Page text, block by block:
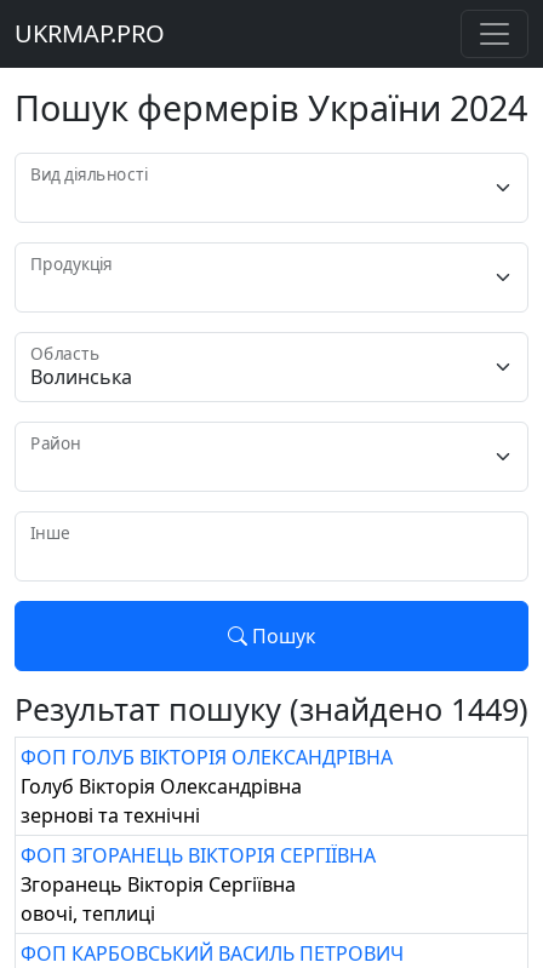
UKRMAP.PRO
Пошук фермерів України 2024
Вид діяльності
Продукція
Область
Район
Інше
Пошук
Результат пошуку (знайдено 1449)
ФОП ГОЛУБ ВІКТОРІЯ ОЛЕКСАНДРІВНА
Голуб Вікторія Олександрівна
зернові та технічні
ФОП ЗГОРАНЕЦЬ ВІКТОРІЯ СЕРГІЇВНА
Згоранець Вікторія Сергіївна
овочі, теплиці
ФОП КАРБОВСЬКИЙ ВАСИЛЬ ПЕТРОВИЧ